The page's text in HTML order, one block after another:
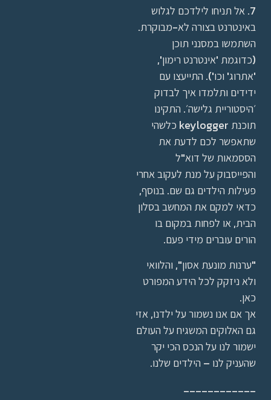
7. אל תניחו לילדכם לגלוש
באינטרנט בצורה לא-מבוקרת.
השתמשו במסנני תוכן
(כדוגמת 'אינטרנט רימון',
'אתרוג' וכו'). התייעצו עם
ידידים ותלמדו איך לבדוק
׳היסטוריית גלישה׳. התקינו
תוכנת keylogger כלשהי
שתאפשר לכם לדעת את
הססמאות של דוא"ל
והפייסבוק על מנת לעקוב אחרי
פעילות הילדים גם שם. בנוסף,
כדאי למקם את המחשב בסלון
הבית, או לפחות במקום בו
הורים עוברים מידי פעם.
"ערנות מונעת אסון", והלוואי
ולא ניזקק לכל הידע המפורט
כאן.
אך אם אנו נשמור על ילדנו, אזי
גם האלוקים המשגיח על העולם
ישמור לנו על הנכס הכי יקר
שהעניק לנו – הילדים שלנו.
____________